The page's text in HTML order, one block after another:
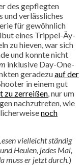
des gepflegten
und verlässliches
für gewöhnlich
eines Trippel-Äy-
zu hieven, war sich
und konnte nicht
inklusive Day-One-
geradezuauf der
in einem gut
zu zerreißen , nur um
nachzutreten, wie
noch
vielleicht ständig
Heulen, jedes Mal,
muss er jetzt durch. )